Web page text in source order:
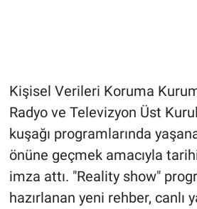
Kişisel Verileri Koruma
Radyo ve Televizyon Üst
kuşağı programlarında
önüne geçmek amacıyla
imza attı. "Reality show"
hazırlanan yeni rehber, canlı